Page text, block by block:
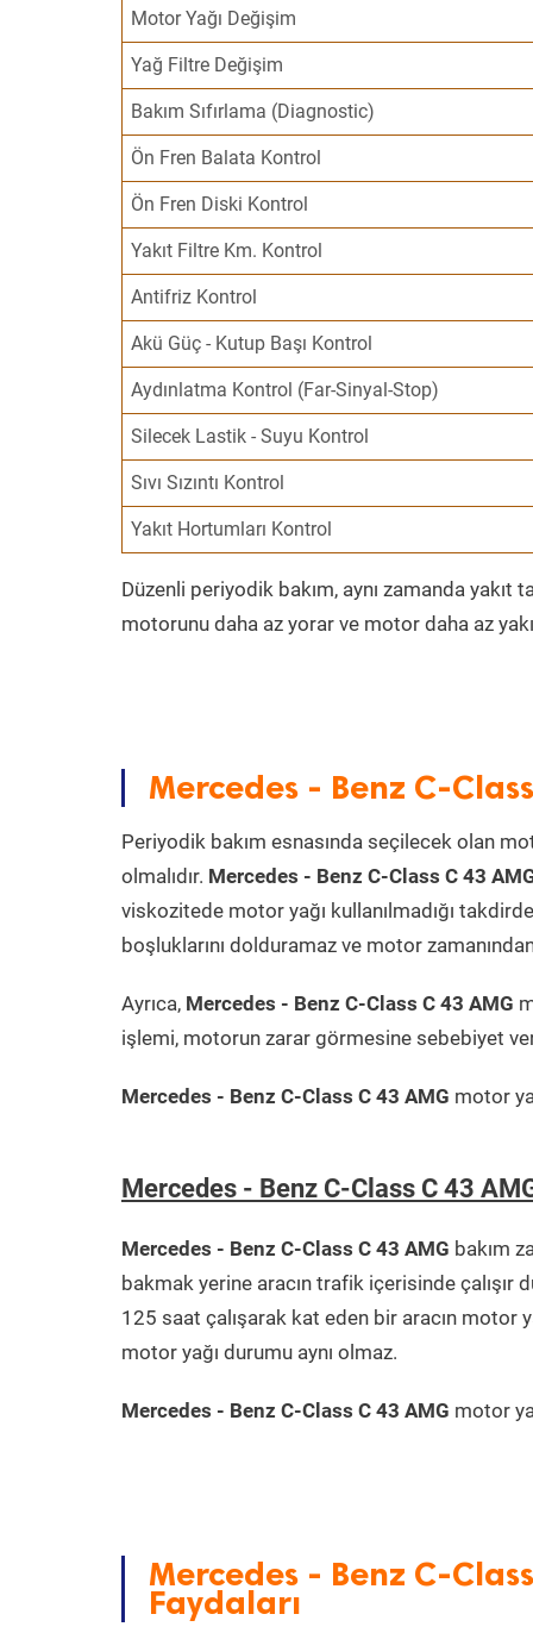
Motor Yağı Değişim
Yağ Filtre Değişim
Bakım Sıfırlama (Diagnostic)
Ön Fren Balata Kontrol
Ön Fren Diski Kontrol
Yakıt Filtre Km. Kontrol
Antifriz Kontrol
Akü Güç - Kutup Başı Kontrol
Aydınlatma Kontrol (Far-Sinyal-Stop)
Silecek Lastik - Suyu Kontrol
Sıvı Sızıntı Kontrol
Yakıt Hortumları Kontrol
Düzenli periyodik bakım, aynı zamanda
motorunu daha az yorar ve motor daha az
Mercedes - Benz C-
Periyodik bakım esnasında seçilecek olan
olmalıdır. Mercedes - Benz C-Class C 43
viskozitede motor yağı kullanılmadığı
boşluklarını dolduramaz ve motor
Ayrıca, Mercedes - Benz C-Class C 43 AMG
işlemi, motorun zarar görmesine sebebiyet
Mercedes - Benz C-Class C 43 AMG motor
Mercedes - Benz C-Class C 43
Mercedes - Benz C-Class C 43 AMG bakım
bakmak yerine aracın trafik içerisinde
125 saat çalışarak kat eden bir aracın motor
motor yağı durumu aynı olmaz.
Mercedes - Benz C-Class C 43 AMG motor
Mercedes - Benz C-
Faydaları